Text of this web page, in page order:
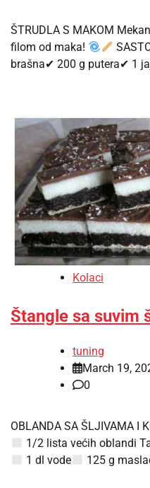
ŠTRUDLA S MAKOM
filom od maka!
brašna✔ 200 g putera✔ 1
Kolaci
Štangle sa suvim
tuning
March 19,
0
OBLANDA SA ŠLJIVAMA I
1/2 lista većih oblandi
1 dl vode
125 g